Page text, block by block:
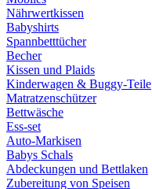
Nährwertkissen
Babyshirts
Spannbetttücher
Becher
Kissen und Plaids
Kinderwagen & Buggy-Teile
Matratzenschützer
Bettwäsche
Ess-set
Auto-Markisen
Babys Schals
Abdeckungen und Bettlaken
Zubereitung von Speisen